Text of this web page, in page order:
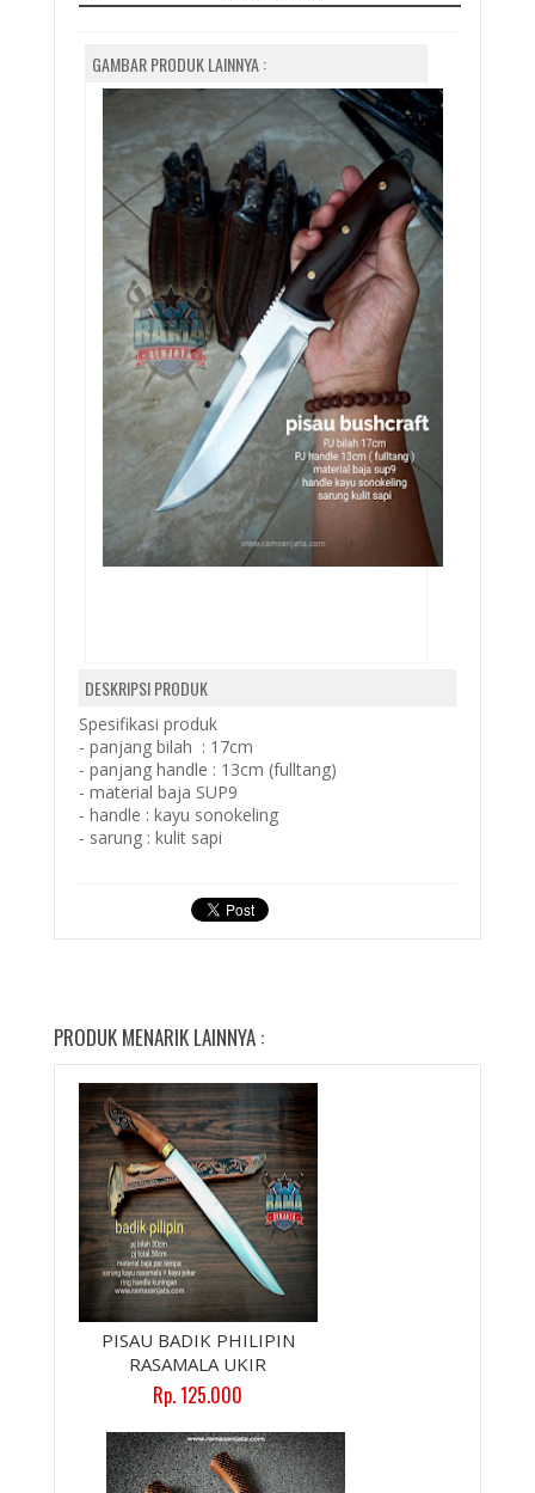
GAMBAR PRODUK LAINNYA :
DESKRIPSI PRODUK
Spesifikasi produk
- panjang bilah : 17cm
- panjang handle : 13cm (fulltang)
- material baja SUP9
- handle : kayu sonokeling
- sarung : kulit sapi
PRODUK MENARIK LAINNYA :
PISAU BADIK PHILIPIN
RASAMALA UKIR
Rp. 125.000